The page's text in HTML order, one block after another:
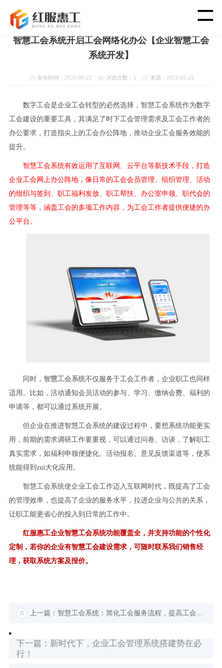
智 慧 工 会
党 建 功 能
渠 道 合 作
客 户 案 例
新 闻 资 讯
关 于 我 们
首页>新闻资讯>国企智慧工会
智慧工会系统开启工会网络化办公【企业智慧工会
系统开发】
发布时间：2025-05-22 浏览次数：1 来源：2025-05-22
数字工会是企业工会转型的必然选择，智慧工会系统作为数字
工会建设的重要工具，其满足了时下工会管理需求及工会工作者的
办公要求，打造指尖上的工会办公阵地，推动企业工会服务效能的
提升。
智慧工会系统有效运用了互联网、云平台等新技术手段，打造
企业工会网上办公阵地，像日常的工会会员管理、组织管理、活动
的组织与签到、职工福利发放、职工帮扶、办公室申领、职代会的
管理等等，涵盖工会的多项工作内容，为工会工作者提供便捷的办
公平台。
同时， 智慧工会系统不仅服务于工会工作者，企业职工也同样
适用。比如，活动通知会员活动的参与、学习、缴纳会费、福利的
申请等，都可以通过系统开展。
但企业在推进智慧工会系统的建设过程中，要想系统功能更实
用，前期的需求调研工作要重视，可以通过问卷、访谈，了解职工
真实需求，如福利申领便捷化、活动报名、意见反馈渠道等，使系
统能得到zui大化应用。
智慧工会系统使企业工会工作迈入互联网时代，既提高了工会
的管理效率，也提高了企业的服务水平，拉进企业与公共的关系，
让职工能更省心的投入到日常的工作中。
红服惠工企业智慧工会系统功能覆盖全，并支持功能的个性化
定制，若你的企业有智慧工会建设需求，可随时联系我们销售经
理，获取系统方案及报价。
上一篇：智慧工会系统：简化工会服务流程，提高工会事务处理速度
下一篇：新时代下，企业工会管理系统搭建势在必
行！